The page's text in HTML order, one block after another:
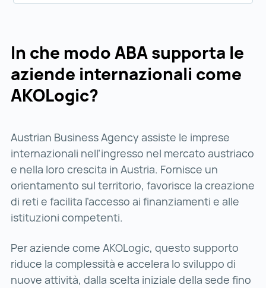
In che modo ABA supporta le
aziende internazionali come
AKOLogic?
Austrian Business Agency assiste le imprese
internazionali nell’ingresso nel mercato austriaco
e nella loro crescita in Austria. Fornisce un
orientamento sul territorio, favorisce la creazione
di reti e facilita l’accesso ai finanziamenti e alle
istituzioni competenti.
Per aziende come AKOLogic, questo supporto
riduce la complessità e accelera lo sviluppo di
nuove attività, dalla scelta iniziale della sede fino